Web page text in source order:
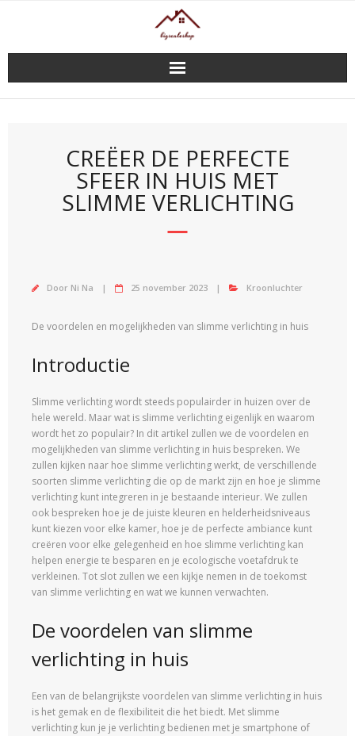
CREËER DE PERFECTE
SFEER IN HUIS MET
SLIMME VERLICHTING
Door Ni Na 25 november 2023 Kroonluchter
De voordelen en mogelijkheden van slimme verlichting in huis
Introductie
Slimme verlichting wordt steeds populairder in huizen over de
hele wereld. Maar wat is slimme verlichting eigenlijk en waarom
wordt het zo populair? In dit artikel zullen we de voordelen en
mogelijkheden van slimme verlichting in huis bespreken. We
zullen kijken naar hoe slimme verlichting werkt, de verschillende
soorten slimme verlichting die op de markt zijn en hoe je slimme
verlichting kunt integreren in je bestaande interieur. We zullen
ook bespreken hoe je de juiste kleuren en helderheidsniveaus
kunt kiezen voor elke kamer, hoe je de perfecte ambiance kunt
creëren voor elke gelegenheid en hoe slimme verlichting kan
helpen energie te besparen en je ecologische voetafdruk te
verkleinen. Tot slot zullen we een kijkje nemen in de toekomst
van slimme verlichting en wat we kunnen verwachten.
De voordelen van slimme
verlichting in huis
Een van de belangrijkste voordelen van slimme verlichting in huis
is het gemak en de flexibiliteit die het biedt. Met slimme
verlichting kun je je verlichting bedienen met je smartphone of